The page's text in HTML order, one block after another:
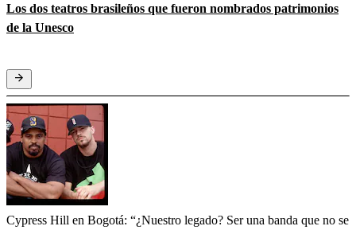
Los dos teatros brasileños que fueron nombrados patrimonios
de la Unesco
Cypress Hill en Bogotá: “¿Nuestro legado? Ser una banda que no se